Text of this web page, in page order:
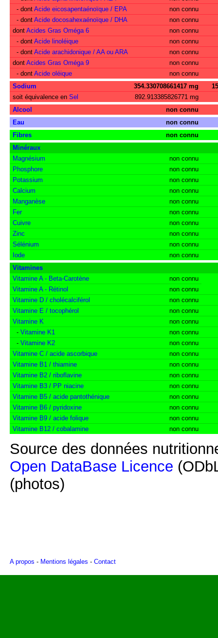
- dont Acide eicosapentaénoïque / EPA
non connu
- dont Acide docosahexaénoïque / DHA
non connu
dont Acides Gras Oméga 6
non connu
- dont Acide linoléique
non connu
- dont Acide arachidonique / AA ou ARA
non connu
dont Acides Gras Oméga 9
non connu
- dont Acide oléique
non connu
Sodium
354.330708661417 mg
soit équivalence en Sel
892.913385826771 mg
Alcool
non connu
Eau
non connu
Fibres
non connu
Minéraux
Magnésium
non connu
Phosphore
non connu
Potassium
non connu
Calcium
non connu
Manganèse
non connu
Fer
non connu
Cuivre
non connu
Zinc
non connu
Sélénium
non connu
Iode
non connu
Vitamines
Vitamine A - Beta-Carotène
non connu
Vitamine A - Rétinol
non connu
Vitamine D / cholécalciférol
non connu
Vitamine E / tocophérol
non connu
Vitamine K
non connu
- Vitamine K1
non connu
- Vitamine K2
non connu
Vitamine C / acide ascorbique
non connu
Vitamine B1 / thiamine
non connu
Vitamine B2 / riboflavine
non connu
Vitamine B3 / PP niacine
non connu
Vitamine B5 / acide pantothénique
non connu
Vitamine B6 / pyridoxine
non connu
Vitamine B9 / acide folique
non connu
Vitamine B12 / cobalamine
non connu
Source des données
Open DataBase Licence
(photos)
A propos - Mentions légales - Contact